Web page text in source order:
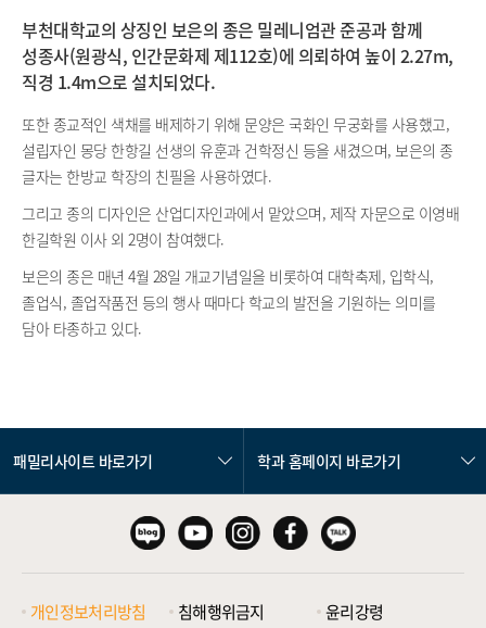
부천대학교의 상징인 보은의 종은 밀레니엄관 준공과 함께
성종사(원광식, 인간문화제 제112호)에 의뢰하여 높이 2.27m,
직경 1.4m으로 설치되었다.
또한 종교적인 색채를 배제하기 위해 문양은 국화인 무궁화를 사용했고,
설립자인 몽당 한항길 선생의 유훈과 건학정신 등을 새겼으며, 보은의 종
글자는 한방교 학장의 친필을 사용하였다.
그리고 종의 디자인은 산업디자인과에서 맡았으며, 제작 자문으로 이영배
한길학원 이사 외 2명이 참여했다.
보은의 종은 매년 4월 28일 개교기념일을 비롯하여 대학축제, 입학식,
졸업식, 졸업작품전 등의 행사 때마다 학교의 발전을 기원하는 의미를
담아 타종하고 있다.
패밀리사이트 바로가기 학과 홈페이지 바로가기
개인정보처리방침 침해행위금지
윤리강령